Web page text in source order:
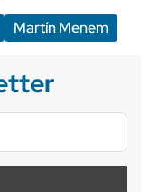
Martín Menem